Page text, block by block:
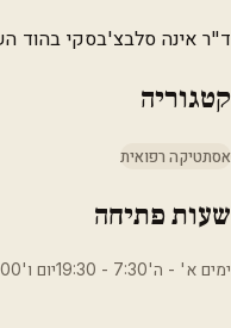
ד"ר אינה סלבצ'בסקי בהוד
קטגוריה
אסתטיקה רפואית
שעות פתיחה
ימים א' - ה'7:30 - 19:30יום ו'9:00 - 13:00